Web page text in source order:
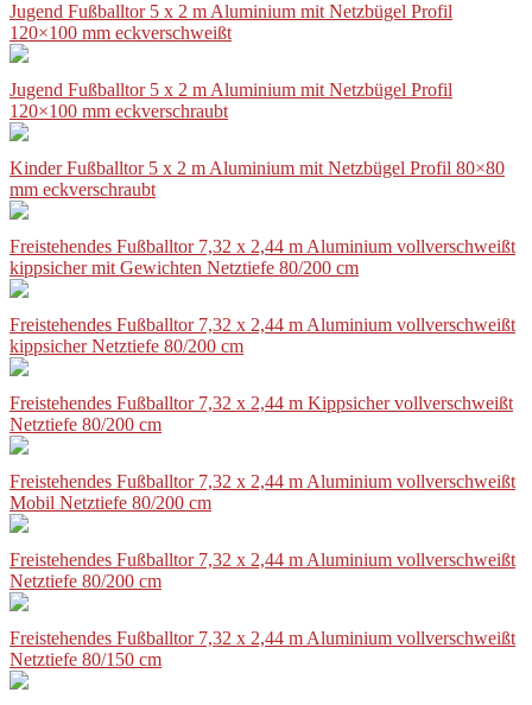
Jugend Fußballtor 5 x 2 m Aluminium mit Netzbügel Profil
120×100 mm eckverschweißt
Jugend Fußballtor 5 x 2 m Aluminium mit Netzbügel Profil
120×100 mm eckverschraubt
Kinder Fußballtor 5 x 2 m Aluminium mit Netzbügel Profil 80×80
mm eckverschraubt
Freistehendes Fußballtor 7,32 x 2,44 m Aluminium vollverschweißt
kippsicher mit Gewichten Netztiefe 80/200 cm
Freistehendes Fußballtor 7,32 x 2,44 m Aluminium vollverschweißt
kippsicher Netztiefe 80/200 cm
Freistehendes Fußballtor 7,32 x 2,44 m Kippsicher vollverschweißt
Netztiefe 80/200 cm
Freistehendes Fußballtor 7,32 x 2,44 m Aluminium vollverschweißt
Mobil Netztiefe 80/200 cm
Freistehendes Fußballtor 7,32 x 2,44 m Aluminium vollverschweißt
Netztiefe 80/200 cm
Freistehendes Fußballtor 7,32 x 2,44 m Aluminium vollverschweißt
Netztiefe 80/150 cm